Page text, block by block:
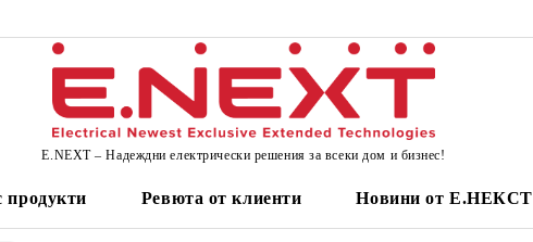
E.NEXT – Надеждни електрически решения за всеки дом и бизнес!
Ревюта от клиенти Новини от Е.НЕКСТ